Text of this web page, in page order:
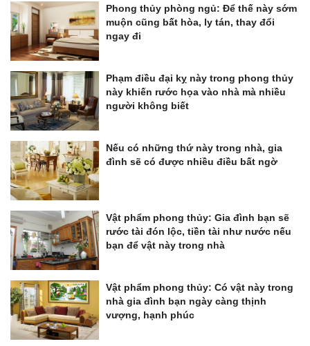
Phong thủy phòng ngủ: Để thế này sớm
muộn cũng bất hòa, ly tán, thay đổi
ngay đi
Phạm điều đại kỵ này trong phong thủy
này khiến rước họa vào nhà mà nhiều
người không biết
Nếu có những thứ này trong nhà, gia
đình sẽ có được nhiều điều bất ngờ
Vật phẩm phong thủy: Gia đình bạn sẽ
rước tài đón lộc, tiền tài như nước nếu
bạn để vật này trong nhà
Vật phẩm phong thủy: Có vật này trong
nhà gia đình bạn ngày càng thịnh
vượng, hạnh phúc